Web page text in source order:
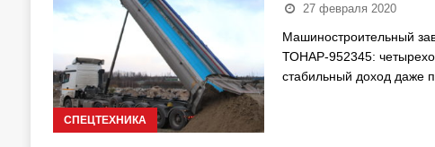
СПЕЦТЕХНИКА
27 февраля 2020
Машиностроительный
ТОНАР-952345:
стабильный доход даже